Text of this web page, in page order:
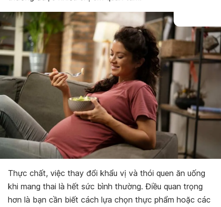
Thực chất, việc thay đổi khẩu vị và thói quen ăn uống
khi mang thai là hết sức bình thường. Điều quan trọng
hơn là bạn cần biết cách lựa chọn thực phẩm hoặc các